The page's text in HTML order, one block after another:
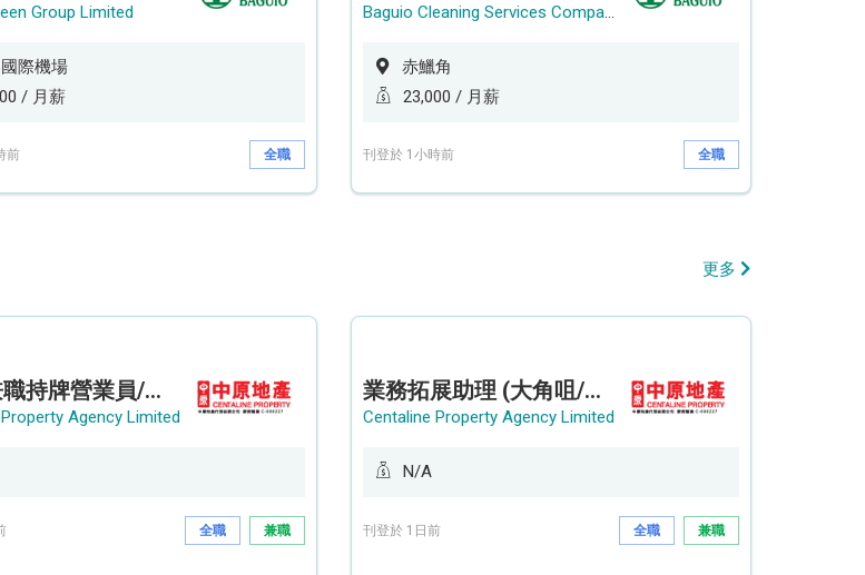
Group Limited
際機場
/ 月薪
前 全職
Baguio Cleaning Services Company Limited
赤鱲角
23,000 / 月薪
刊登於 1小時前 全職
更多
全職/兼職持牌營業員/持牌地產代理 (長沙灣/將軍澳/油塘)
Agency Limited
全職 兼職
業務拓展助理 (大角咀/荔枝角/九龍塘)
Centaline Property Agency Limited
N/A
刊登於 1日前 全職 兼職